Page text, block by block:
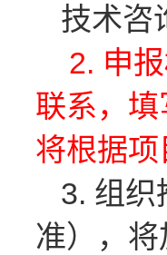
技术咨
2. 申
联系，
将根据
3. 组织
准），